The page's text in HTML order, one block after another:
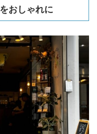
おしゃれに